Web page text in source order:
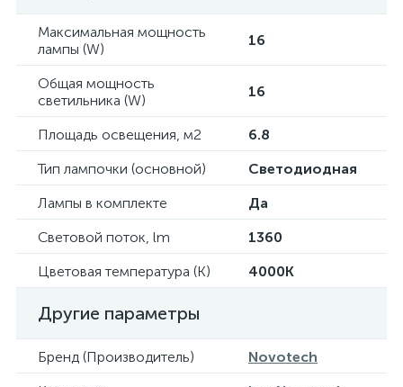
Максимальная мощность
лампы (W)
16
Общая мощность
светильника (W)
16
Площадь освещения, м2
6.8
Тип лампочки (основной)
Светодиодная
Лампы в комплекте
Да
Световой поток, lm
1360
Цветовая температура (К)
4000K
Другие параметры
Бренд (Производитель)
Novotech